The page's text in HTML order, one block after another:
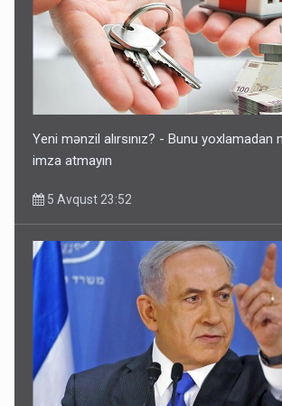
Ərdoğana sui-qəsd planının iştirakçısı
5 Avqust 16:56
Rusiya Azərbaycan vətədaşlarını deport
5 Avqust 11:53
Yeni mənzil alırsınız? - Bunu yoxlamadan
imza atmayın
5 Avqust 23:52